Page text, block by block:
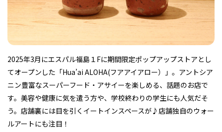
パン アジア・エスニッ
ク
テイクアウト
レジャー・スポー
ツ施設
非日常 イベントレポート
脱毛 温活・サウナ 歯列矯正・審美歯
科
その他
幼稚園 教育 ライフイベント
2025年3月にエスパル福島１Fに期間限定ポップアップストアとし
てオープンした「Hua’ai ALOHA(フアアイアロー）」。アントシア
ニン豊富なスーパーフード・アサイーを楽しめる、話題のお店で
す。美容や健康に気を遣う方や、学校終わりの学生にも人気だそ
う。店舗裏には目を引くイートインスペースが♪店舗独自のウォー
ルアートにも注目！